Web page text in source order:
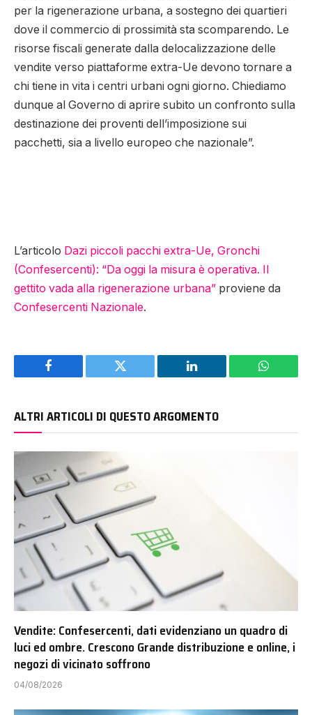
per la rigenerazione urbana, a sostegno dei quartieri
dove il commercio di prossimità sta scomparendo. Le
risorse fiscali generate dalla delocalizzazione delle
vendite verso piattaforme extra-Ue devono tornare a
chi tiene in vita i centri urbani ogni giorno. Chiediamo
dunque al Governo di aprire subito un confronto sulla
destinazione dei proventi dell’imposizione sui
pacchetti, sia a livello europeo che nazionale”.
L’articolo Dazi piccoli pacchi extra-Ue, Gronchi
(Confesercenti): “Da oggi la misura è operativa. Il
gettito vada alla rigenerazione urbana” proviene da
Confesercenti Nazionale.
Facebook Twitter LinkedIn
ALTRI ARTICOLI DI QUESTO ARGOMENTO
Vendite: Confesercenti, dati evidenziano un quadro di
luci ed ombre. Crescono Grande distribuzione e online, i
negozi di vicinato soffrono
04/08/2026